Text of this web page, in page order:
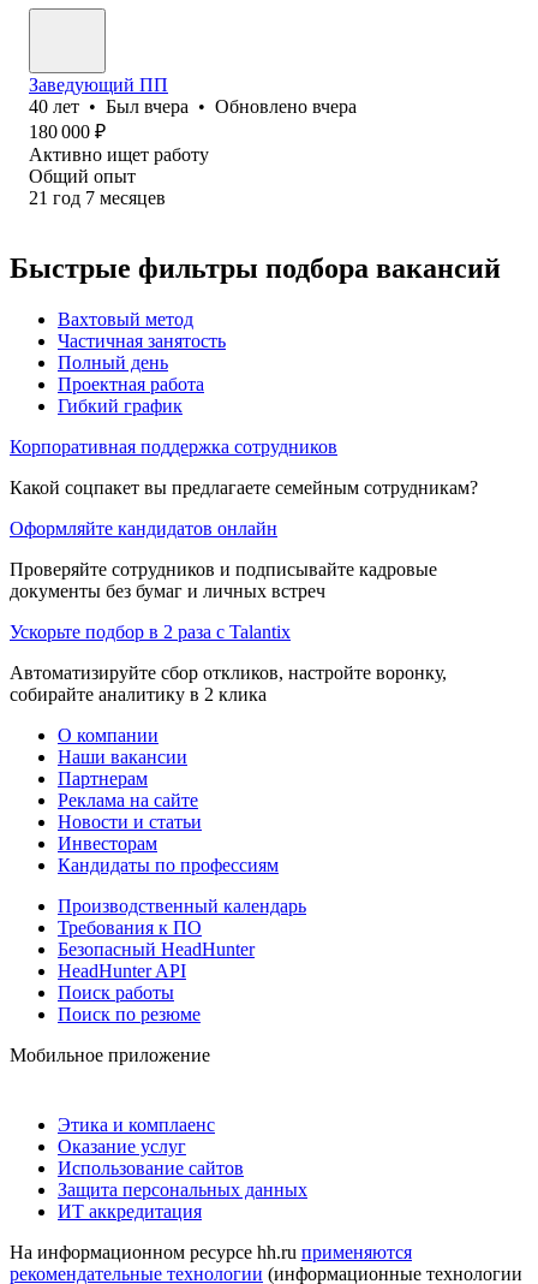
Заведующий ПП
40 лет • Был вчера • Обновлено вчера
180 000 ₽
Активно ищет работу
Общий опыт
21 год 7 месяцев
Быстрые фильтры подбора вакансий
Вахтовый метод
Частичная занятость
Полный день
Проектная работа
Гибкий график
Корпоративная поддержка сотрудников
Какой соцпакет вы предлагаете семейным сотрудникам?
Оформляйте кандидатов онлайн
Проверяйте сотрудников и подписывайте кадровые
документы без бумаг и личных встреч
Ускорьте подбор в 2 раза с Talantix
Автоматизируйте сбор откликов, настройте воронку,
собирайте аналитику в 2 клика
О компании
Наши вакансии
Партнерам
Реклама на сайте
Новости и статьи
Инвесторам
Кандидаты по профессиям
Производственный календарь
Требования к ПО
Безопасный HeadHunter
HeadHunter API
Поиск работы
Поиск по резюме
Мобильное приложение
Этика и комплаенс
Оказание услуг
Использование сайтов
Защита персональных данных
ИТ аккредитация
На информационном ресурсе hh.ru применяются
рекомендательные технологии (информационные технологии